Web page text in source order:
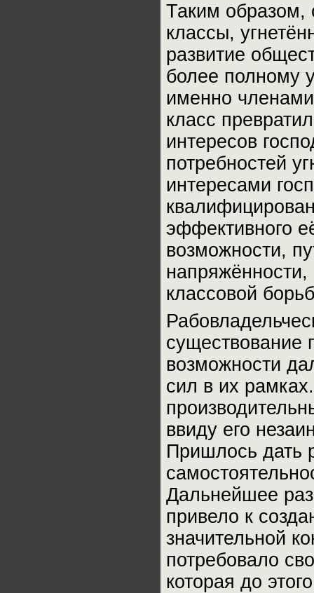
Таким образом,
классы,
развитие
более полному
именно
класс
интересов
потребностей
интересами
эффективного
возможности,
напряжённости,
классовой
существование
возможности
сил в их
ввиду его
Пришлось дать
Дальнейшее
привело к
значительной
потребовало
которая до